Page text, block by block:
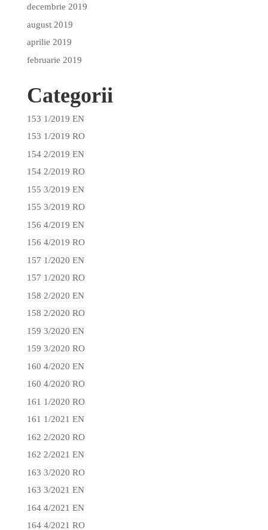
decembrie 2019
august 2019
aprilie 2019
februarie 2019
Categorii
153 1/2019 EN
153 1/2019 RO
154 2/2019 EN
154 2/2019 RO
155 3/2019 EN
155 3/2019 RO
156 4/2019 EN
156 4/2019 RO
157 1/2020 EN
157 1/2020 RO
158 2/2020 EN
158 2/2020 RO
159 3/2020 EN
159 3/2020 RO
160 4/2020 EN
160 4/2020 RO
161 1/2020 RO
161 1/2021 EN
162 2/2020 RO
162 2/2021 EN
163 3/2020 RO
163 3/2021 EN
164 4/2021 EN
164 4/2021 RO